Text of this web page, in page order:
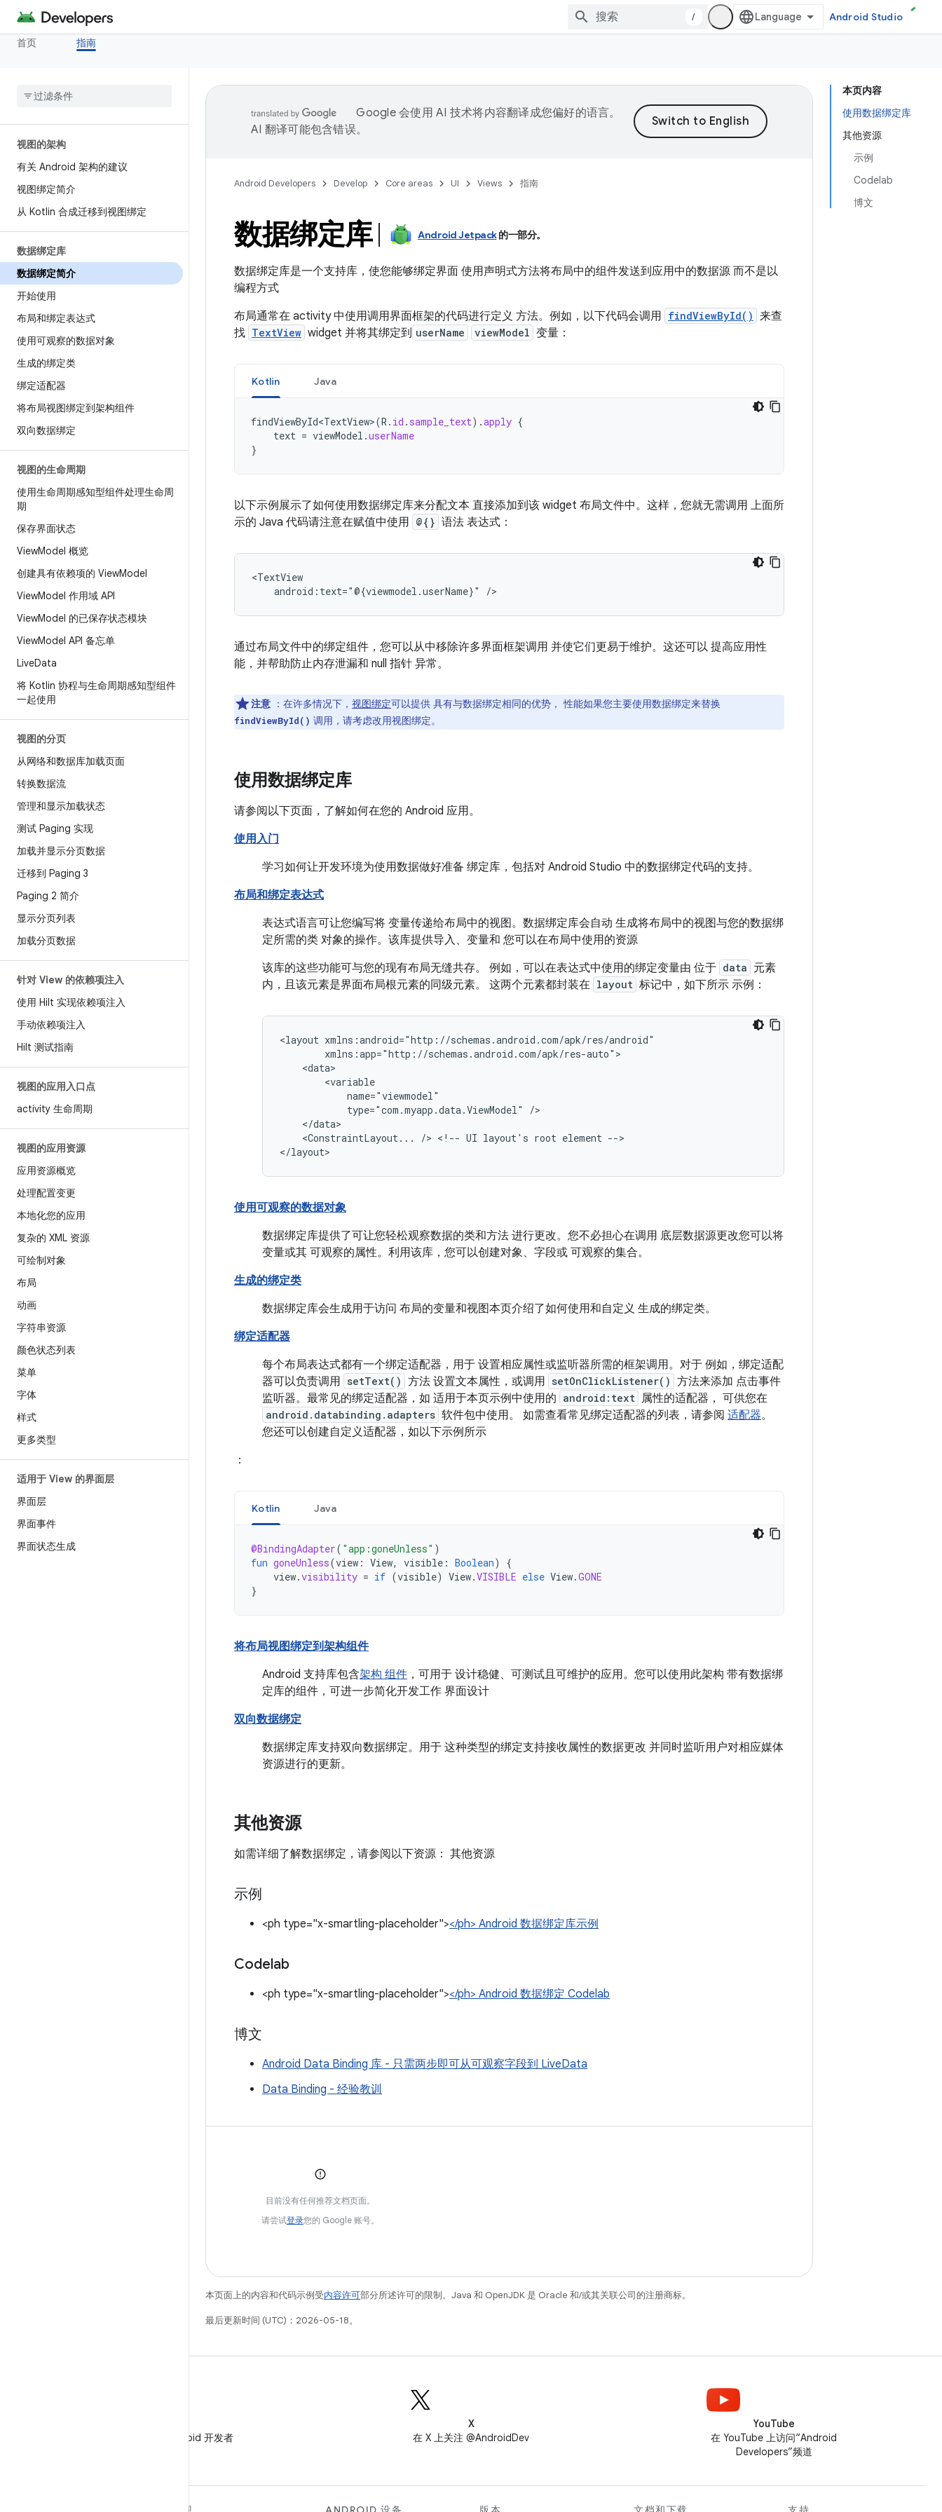
/ Android Studio
首页 指南
视图的架构
有关 Android 架构的建议
视图绑定简介
从 Kotlin 合成迁移到视图绑定
数据绑定库
数据绑定简介
开始使用
布局和绑定表达式
使用可观察的数据对象
生成的绑定类
绑定适配器
将布局视图绑定到架构组件
双向数据绑定
视图的生命周期
使用生命周期感知型组件处理生命周
期
保存界面状态
ViewModel 概览
创建具有依赖项的 ViewModel
ViewModel 作用域 API
ViewModel 的已保存状态模块
ViewModel API 备忘单
LiveData
将 Kotlin 协程与生命周期感知型组件
一起使用
视图的分页
从网络和数据库加载页面
转换数据流
管理和显示加载状态
测试 Paging 实现
加载并显示分页数据
迁移到 Paging 3
Paging 2 简介
显示分页列表
加载分页数据
针对 View 的依赖项注入
使用 Hilt 实现依赖项注入
手动依赖项注入
Hilt 测试指南
视图的应用入口点
activity 生命周期
视图的应用资源
应用资源概览
处理配置变更
本地化您的应用
复杂的 XML 资源
可绘制对象
布局
动画
字符串资源
颜色状态列表
菜单
字体
样式
更多类型
适用于 View 的界面层
界面层
界面事件
界面状态生成
本页内容
使用数据绑定库
其他资源
示例
Codelab
博文
Google 会使用 AI 技术将内容翻译成您偏好的语言。
AI 翻译可能包含错误。
Android Developers Develop Core areas UI Views 指南
数据绑定库 Android Jetpack的一部分。
数据绑定库是一个支持库，使您能够绑定界面 使用声明式方法将布局中的组件发送到应用中的数据源 而不是以
编程方式
布局通常在 activity 中使用调用界面框架的代码进行定义 方法。例如，以下代码会调用 findViewById() 来查
找 TextView widget 并将其绑定到 userName viewModel 变量：
Kotlin Java
findViewById<TextView>(R . id . sample_text).apply {
text = viewModel .userName
}
以下示例展示了如何使用数据绑定库来分配文本 直接添加到该 widget 布局文件中。这样，您就无需调用 上面所
示的 Java 代码请注意在赋值中使用 @{} 语法 表达式：
android:text="@{viewmodel.userName}"
通过布局文件中的绑定组件，您可以从中移除许多界面框架调用 并使它们更易于维护。这还可以 提高应用性
能，并帮助防止内存泄漏和 null 指针 异常。
注意 ：在许多情况下， 视图绑定可以提供 具有与数据绑定相同的优势， 性能如果您主要使用数据绑定来替换
findViewById() 调用，请考虑改用视图绑定。
使用数据绑定库
请参阅以下页面，了解如何在您的 Android 应用。
使用入门
学习如何让开发环境为使用数据做好准备 绑定库，包括对 Android Studio 中的数据绑定代码的支持。
布局和绑定表达式
表达式语言可让您编写将 变量传递给布局中的视图。数据绑定库会自动 生成将布局中的视图与您的数据绑
定所需的类 对象的操作。该库提供导入、变量和 您可以在布局中使用的资源
该库的这些功能可与您的现有布局无缝共存。 例如，可以在表达式中使用的绑定变量由 位于 data 元素
内，且该元素是界面布局根元素的同级元素。 这两个元素都封装在 layout 标记中，如下所示 示例：
<layout
type="com.myapp.data.ViewModel"
<ConstraintLayout...
/> <!-- UI layout's root element -->
使用可观察的数据对象
数据绑定库提供了可让您轻松观察数据的类和方法 进行更改。您不必担心在调用 底层数据源更改您可以将
变量或其 可观察的属性。利用该库，您可以创建对象、字段或 可观察的集合。
生成的绑定类
数据绑定库会生成用于访问 布局的变量和视图本页介绍了如何使用和自定义 生成的绑定类。
绑定适配器
每个布局表达式都有一个绑定适配器，用于 设置相应属性或监听器所需的框架调用。对于 例如，绑定适配
器可以负责调用 setText() 方法 设置文本属性，或调用 setOnClickListener() 方法来添加 点击事件
监听器。最常见的绑定适配器，如 适用于本页示例中使用的 android:text 属性的适配器， 可供您在
android.databinding.adapters 软件包中使用。 如需查看常见绑定适配器的列表，请参阅 适配器。
您还可以创建自定义适配器，如以下示例所示
：
Kotlin Java
@BindingAdapter( "app:goneUnless" )
fun goneUnless(view : View, visible : Boolean)
{
view.visibility = if (visible) View.VISIBLE else View.GONE
}
将布局视图绑定到架构组件
Android 支持库包含架构 组件 ，可用于 设计稳健、可测试且可维护的应用。您可以使用此架构 带有数据绑
定库的组件，可进一步简化开发工作 界面设计
双向数据绑定
数据绑定库支持双向数据绑定。用于 这种类型的绑定支持接收属性的数据更改 并同时监听用户对相应媒体
资源进行的更新。
其他资源
如需详细了解数据绑定，请参阅以下资源： 其他资源
示例
<ph type="x-smartling-placeholder"></ph> Android 数据绑定库示例
Codelab
<ph type="x-smartling-placeholder"></ph> Android 数据绑定 Codelab
博文
Android Data Binding 库 - 只需两步即可从可观察字段到 LiveData
Data Binding - 经验教训
目前没有任何推荐文档页面。
请尝试登录您的 Google 账号。
本页面上的内容和代码示例受内容许可部分所述许可的限制。Java 和 OpenJDK 是 Oracle 和/或其关联公司的注册商标。
最后更新时间 (UTC)：2026-05-18。
在微信中关注 Android 开发者
X
在 X 上关注 @AndroidDev
YouTube
在 YouTube 上访问“Android
Developers”频道